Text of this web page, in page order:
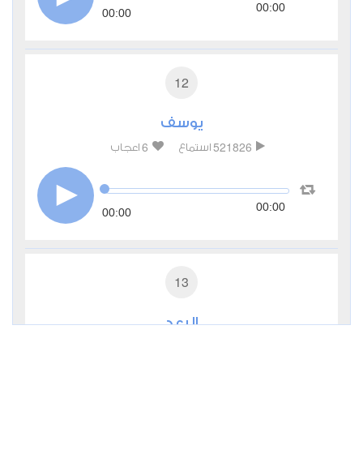
00:00 00:00
12
يوسف
521826 استماع 6 اعجاب
00:00 00:00
13
الرعد